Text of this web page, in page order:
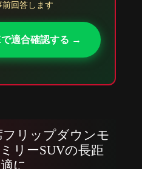
前回答します
適合確認する →
リップダウンモ
リーSUVの長距
に